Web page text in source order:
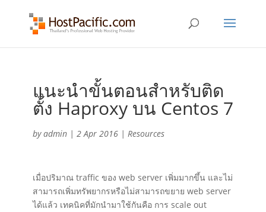
แนะนำขั้นตอนสำหรับติด
ตั้ง Haproxy บน Centos 7
byadmin| 2 Apr 2016| Resources
เมื่อปริมาณ traffic ของ web server เพิ่มมากขึ้น และไม่
สามารถเพิ่มทรัพยากรหรือไม่สามารถขยาย web server
ได้แล้ว เทคนิคที่มักนำมาใช้กันคือ การ scale out